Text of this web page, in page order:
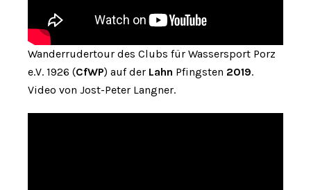
Wanderrudertour des Clubs für Wassersport Porz
e.V. 1926 (CfWP) auf der Lahn Pfingsten 2019.
Video von Jost-Peter Langner.